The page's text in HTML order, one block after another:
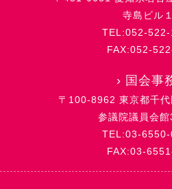
寺島ビル
TEL:052-
FAX:052-
› 国会事
〒100-8962 東京都千
参議院議員会
TEL:03-
FAX:03-